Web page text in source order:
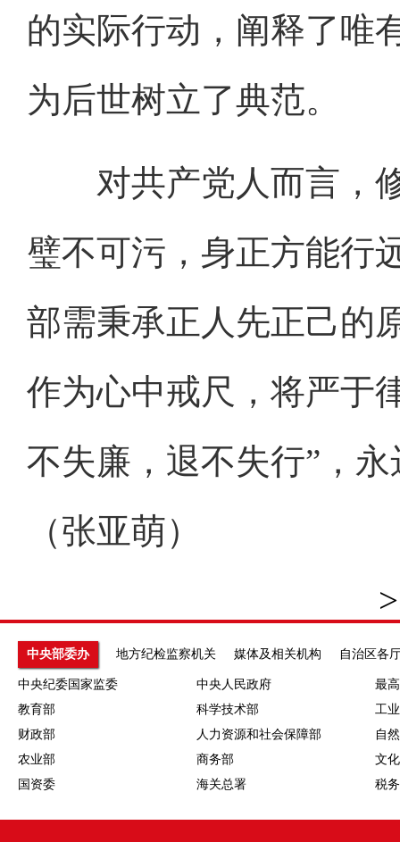
的实际行动，阐释了唯
为后世树立了典范。
对共产党人而言，修
璧不可污，身正方能行
部需秉承正人先正己的
作为心中戒尺，将严于
不失廉，退不失行”，
（张亚萌）
中央部委办 地方纪检监察机关 媒体及相关机构 自治区各
中央纪委国家监委 中央人民政府
最
教育部
科学技术部
工
财政部
人力资源和社会保障部
自
农业部
商务部
文
国资委
海关总署 税